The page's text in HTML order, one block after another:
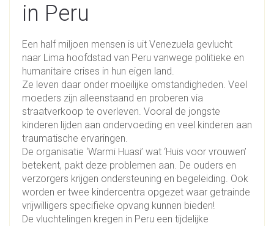
in Peru
Een half miljoen mensen is uit Venezuela gevlucht
naar Lima hoofdstad van Peru vanwege politieke en
humanitaire crises in hun eigen land.
Ze leven daar onder moeilijke omstandigheden. Veel
moeders zijn alleenstaand en proberen via
straatverkoop te overleven. Vooral de jongste
kinderen lijden aan ondervoeding en veel kinderen aan
traumatische ervaringen.
De organisatie ‘Warmi Huasi’ wat ‘Huis voor vrouwen’
betekent, pakt deze problemen aan. De ouders en
verzorgers krijgen ondersteuning en begeleiding. Ook
worden er twee kindercentra opgezet waar getrainde
vrijwilligers specifieke opvang kunnen bieden!
De vluchtelingen kregen in Peru een tijdelijke